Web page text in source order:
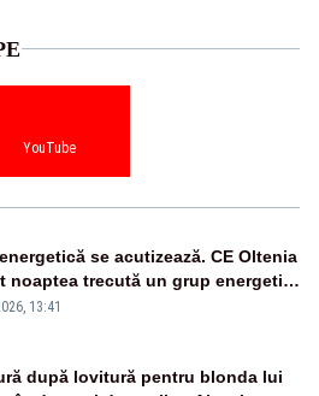
YouTube
se acutizează. CE Oltenia
noaptea trecută un grup energetic
13:41
după lovitură pentru blonda lui